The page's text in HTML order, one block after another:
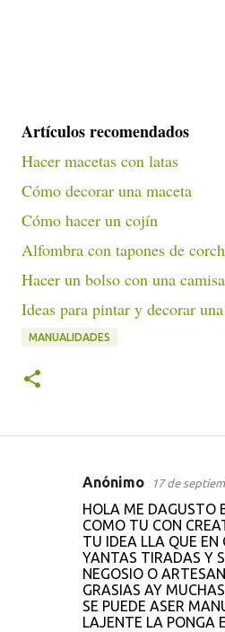
Artículos recomendados
Hacer macetas con latas
Cómo decorar una maceta
Cómo hacer un cojín
Alfombra con tapones de
Hacer un bolso con una
Ideas para pintar y decorar
MANUALIDADES
Anónimo 17 de
HOLA ME DAGUSTO
COMO TU CON
TU IDEA LLA QUE EN
YANTAS TIRADAS Y
NEGOSIO O
GRASIAS AY
SE PUEDE ASER
LAJENTE LA PONGA